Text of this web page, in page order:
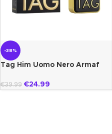
-38%
Tag Him Uomo Nero Armaf
€39.99 €24.99